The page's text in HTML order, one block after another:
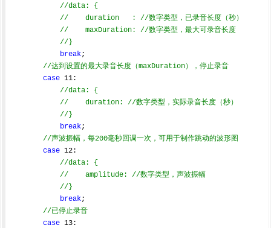
//data: {
//    duration   : //数字类型，已录音长度（秒）
//    maxDuration: //数字类型，最大可录音长度
//}
break;
//达到设置的最大录音长度（maxDuration），停止录音
case 11:
//data: {
//    duration: //数字类型，实际录音长度（秒）
//}
break;
//声波振幅，每200毫秒回调一次，可用于制作跳动的波形图
case 12:
//data: {
//    amplitude: //数字类型，声波振幅
//}
break;
//已停止录音
case 13: